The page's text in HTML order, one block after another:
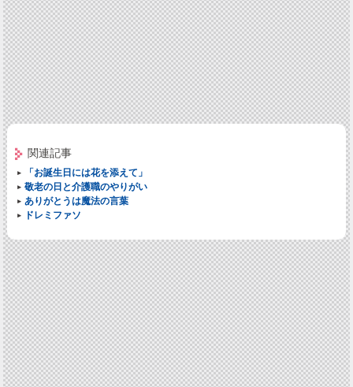
関連記事
「お誕生日には花を添えて」
敬老の日と介護職のやりがい
ありがとうは魔法の言葉
ドレミファソ